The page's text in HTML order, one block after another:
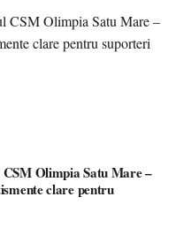
Olimpia Satu Mare –
clare pentru